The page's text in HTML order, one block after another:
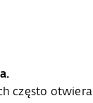
często